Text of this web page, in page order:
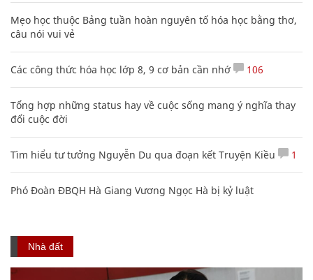
Mẹo học thuộc Bảng tuần hoàn nguyên tố hóa học bằng thơ,
câu nói vui vẻ
Các công thức hóa học lớp 8, 9 cơ bản cần nhớ 106
Tổng hợp những status hay về cuộc sống mang ý nghĩa thay
đổi cuộc đời
Tìm hiểu tư tưởng Nguyễn Du qua đoạn kết Truyện Kiều 1
Phó Đoàn ĐBQH Hà Giang Vương Ngọc Hà bị kỷ luật
Nhà đất